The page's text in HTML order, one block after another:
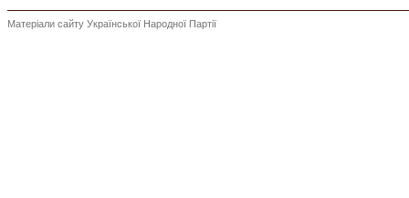
Матеріали сайту Української Народної Партії